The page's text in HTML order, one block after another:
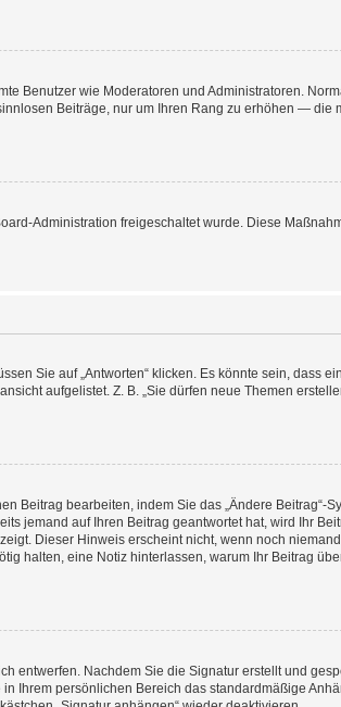
Benutzer wie Moderatoren und Administratoren.
Beiträge, nur um Ihren Rang zu erhöhen — die
Administration freigeschaltet wurde. Diese
Sie auf „Antworten“ klicken. Es könnte sein, dass
aufgelistet. Z. B. „Sie dürfen neue Themen
Beitrag bearbeiten, indem Sie das „Ändere Beitrag“-
jemand auf Ihren Beitrag geantwortet hat, wird Ihr
Dieser Hinweis erscheint nicht, wenn noch
halten, eine Notiz hinterlassen, warum Ihr Beitrag
entwerfen. Nachdem Sie die Signatur erstellt und
Ihrem persönlichen Bereich das standardmäßige